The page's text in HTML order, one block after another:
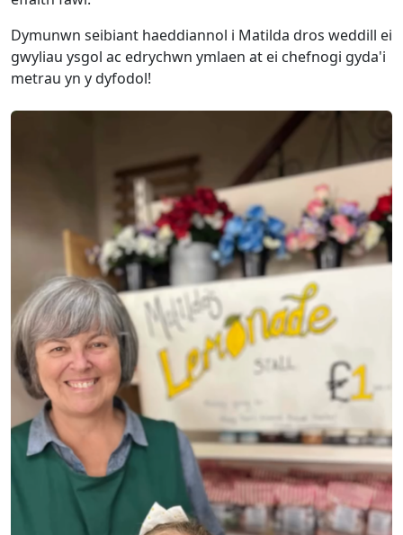
Dymunwn seibiant haeddiannol i Matilda dros weddill ei
gwyliau ysgol ac edrychwn ymlaen at ei chefnogi gyda'i
metrau yn y dyfodol!